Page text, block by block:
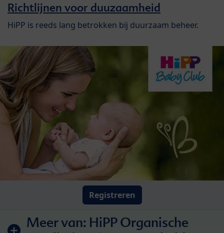
Richtlijnen voor duuzaamheid
HiPP is reeds lang betrokken bij duurzaam beheer.
Registreren
Meer van: HiPP Organische